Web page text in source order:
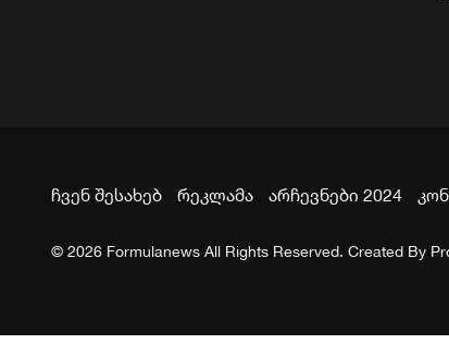
ჩვენ შესახებ რეკლამა არჩევნები 2024
© 2026 Formulanews All Rights Reserved. Created By